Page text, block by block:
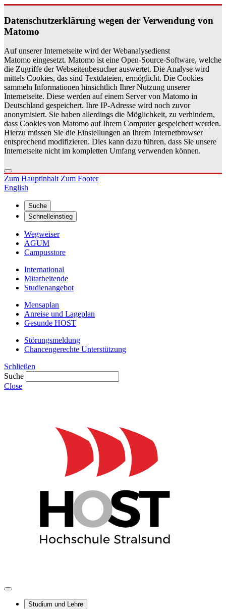
Da­ten­schutz­er­klä­rung wegen der Ver­wen­dung von
Ma­to­mo
Auf unserer Internetseite wird der Webanalysedienst
Matomo eingesetzt. Matomo ist eine Open-Source-Software, welche
die Zugriffe der Webseitenbesucher auswertet. Die Analyse wird
mittels Cookies, das sind Textdateien, ermöglicht. Die Cookies
sammeln Informationen hinsichtlich Ihrer Nutzung unserer
Internetseite. Diese werden auf einem Server von Matomo in
Deutschland gespeichert. Ihre IP-Adresse wird noch zuvor
anonymisiert. Sie haben allerdings die Möglichkeit, zu verhindern,
dass Cookies von Matomo auf Ihrem Computer gespeichert werden.
Hierzu müssen Sie die Einstellungen an Ihrem Internetbrowser
entsprechend modifizieren. Dies kann dazu führen, dass Sie unsere
Internetseite nicht im kompletten Umfang verwenden können.
Zum HauptinhaltZum Footer
English
Suche
Schnelleinstieg
Wegweiser
AGUM
Campusstore
International
Mitarbeitende
Studienangebot
Mensaplan
Anreise und Lageplan
Gesunde HOST
Störungsmeldung
Chancengerechte Unterstützung
Schließen
Suche
Close
Studium und Lehre